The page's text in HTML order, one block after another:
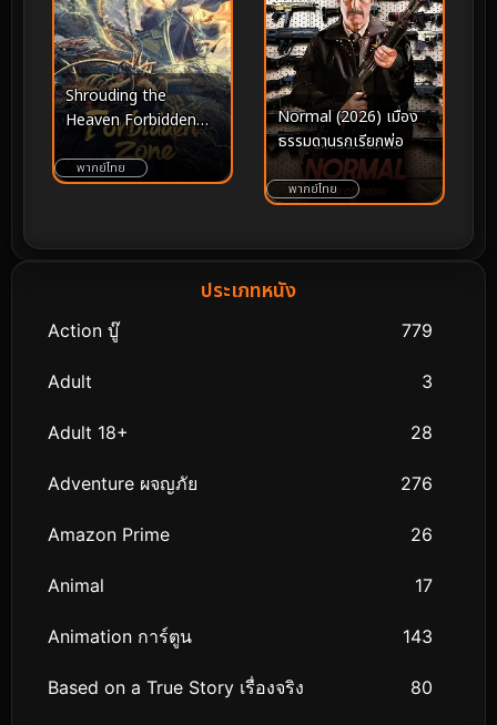
Shrouding the
Heaven Forbidden
Zone (2023) อำพราง
สวรรค์แดนต้องห้าม
พากย์ไทย
Normal (2026) เมือง
ธรรมดานรกเรียกพ่อ
พากย์ไทย
ประเภทหนัง
Action บู๊ 779
Adult 3
Adult 18+ 28
Adventure ผจญภัย 276
Amazon Prime 26
Animal 17
Animation การ์ตูน 143
Based on a True Story เรื่องจริง 80